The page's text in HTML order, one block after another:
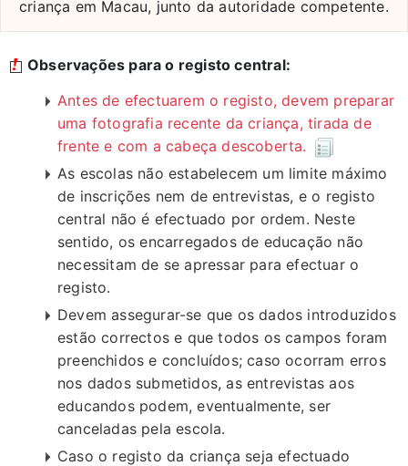
criança em Macau, junto da autoridade competente.
Observações para o registo central:
Antes de efectuarem o registo, devem preparar
uma fotografia recente da criança, tirada de
frente e com a cabeça descoberta.
As escolas não estabelecem um limite máximo
de inscrições nem de entrevistas, e o registo
central não é efectuado por ordem. Neste
sentido, os encarregados de educação não
necessitam de se apressar para efectuar o
registo.
Devem assegurar-se que os dados introduzidos
estão correctos e que todos os campos foram
preenchidos e concluídos; caso ocorram erros
nos dados submetidos, as entrevistas aos
educandos podem, eventualmente, ser
canceladas pela escola.
Caso o registo da criança seja efectuado